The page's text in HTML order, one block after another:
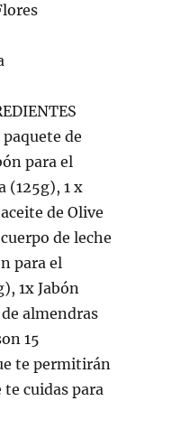
Flores
paquete de
para el
(125g), 1 x
de Olive
de leche
para el
1x Jabón
almendras
15
te permitirán
cuidas para